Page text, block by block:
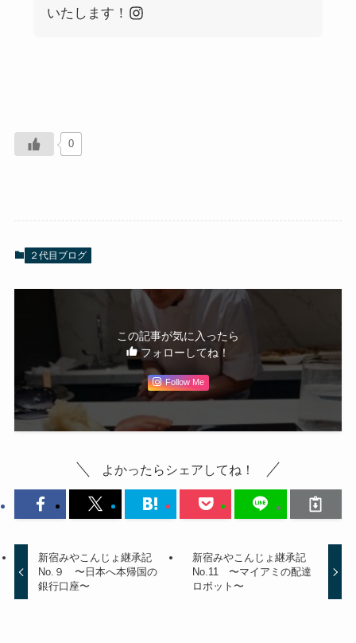
いたします！
0
２代目ブログ
この記事が気に入ったら
フォローしてね！
Follow Me
よかったらシェアしてね！
新宿みやこんじょ継承記
No.９ 〜日本へ本帰国の
銀行口座〜
新宿みやこんじょ継承記
No.11 〜マイアミの配達
ロボット〜